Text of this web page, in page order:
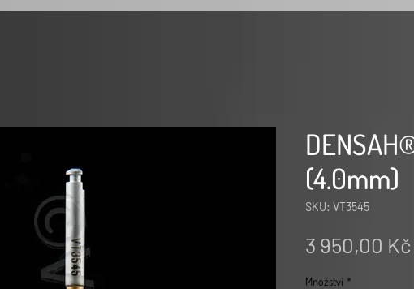
(4.0mm)
SKU: VT3545
3 950,00 Kč
Množství *